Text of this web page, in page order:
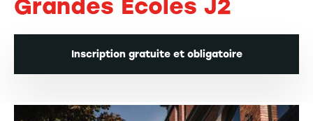
Grandes Écoles J2
Inscription gratuite et obligatoire